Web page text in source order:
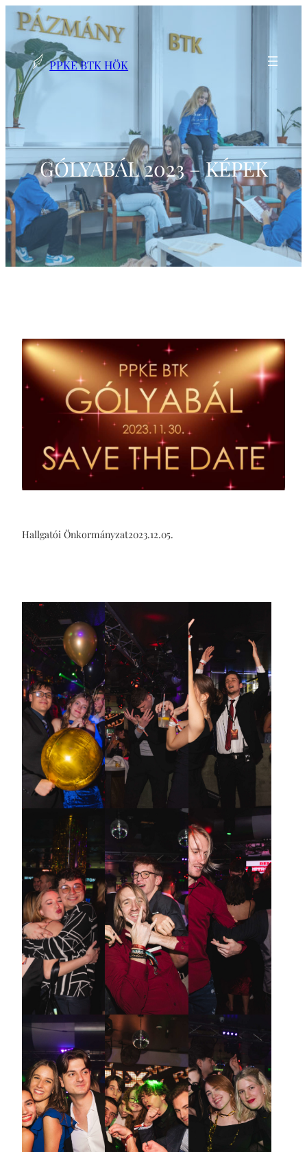
Ugrás
tartalomhoz
PPKE BTK HÖK
GÓLYABÁL 2023 – KÉPEK
Hallgatói Önkormányzat2023.12.05.